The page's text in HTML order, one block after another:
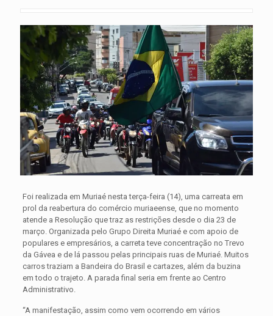
Foi realizada em Muriaé nesta terça-feira (14), uma carreata em
prol da reabertura do comércio muriaeense, que no momento
atende a Resolução que traz as restrições desde o dia 23 de
março. Organizada pelo Grupo Direita Muriaé e com apoio de
populares e empresários, a carreta teve concentração no Trevo
da Gávea e de lá passou pelas principais ruas de Muriaé. Muitos
carros traziam a Bandeira do Brasil e cartazes, além da buzina
em todo o trajeto. A parada final seria em frente ao Centro
Administrativo.
“A manifestação, assim como vem ocorrendo em vários